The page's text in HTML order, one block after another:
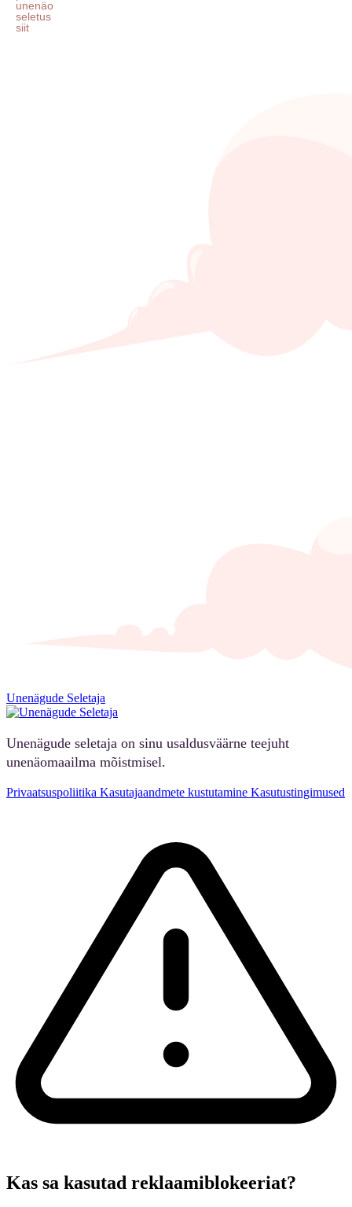
Unenägude Seletaja
Unenägude seletaja on sinu usaldusväärne teejuht
unenäomaailma mõistmisel.
Privaatsuspoliitika Kasutajaandmete kustutamine Kasutustingimused
Kas sa kasutad reklaamiblokeeriat?